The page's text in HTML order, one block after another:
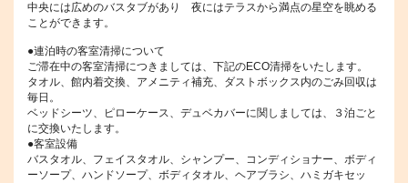
中央には広めのバスタブがあり 夜にはテラスから満点の星空を眺める
ことができます。
●連泊時の客室清掃について
ご滞在中の客室清掃につきましては、下記のECO清掃をいたします。
タオル、館内着交換、アメニティ補充、ダストボックス内のごみ回収は
毎日。
ベッドシーツ、ピローケース、デュベカバーに関しましては、３泊ごと
に交換いたします。
●客室設備
バスタオル、フェイスタオル、シャンプー、コンディショナー、ボディ
ーソープ、ハンドソープ、ボディタオル、ヘアブラシ、ハミガキセッ